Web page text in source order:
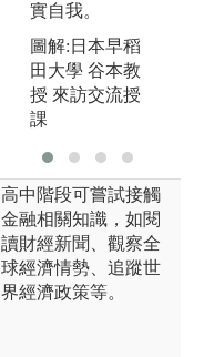
實自我。
圖解:日本早稻
田大學 谷本教
授 來訪交流授
課
高中階段可嘗試接觸
金融相關知識，如閱
讀財經新聞、觀察全
球經濟情勢、追蹤世
界經濟政策等。